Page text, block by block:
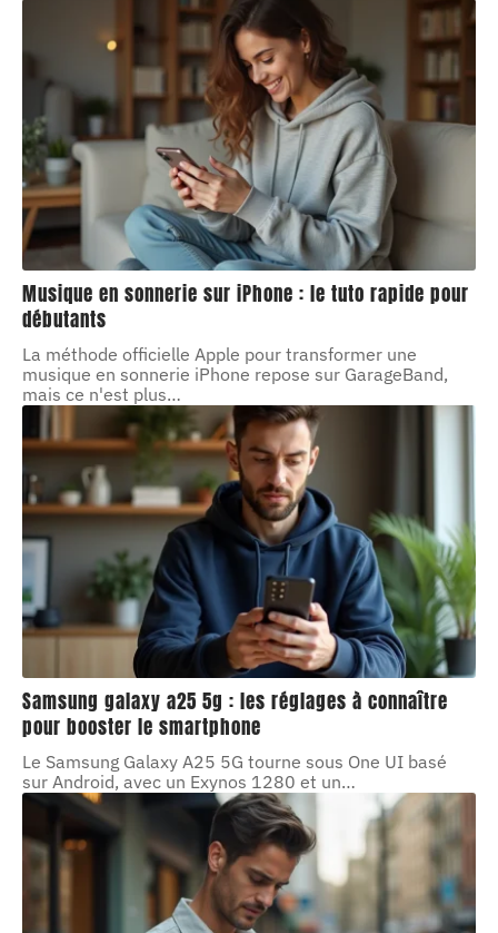
Musique en sonnerie sur iPhone : le tuto rapide pour
débutants
La méthode officielle Apple pour transformer une
musique en sonnerie iPhone repose sur GarageBand,
mais ce n'est plus…
Samsung galaxy a25 5g : les réglages à connaître
pour booster le smartphone
Le Samsung Galaxy A25 5G tourne sous One UI basé
sur Android, avec un Exynos 1280 et un…